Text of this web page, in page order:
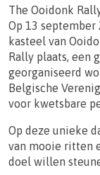
The Ooidonk
Op 13
kasteel van
Rally plaats, een
georganiseerd
Belgische
voor kwetsbare
Op deze unieke
van mooie ritten
doel willen